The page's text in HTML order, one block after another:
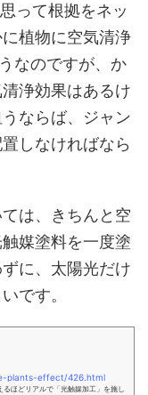
って根拠をネッ
植物に空気清浄
なのですが、か
浄効果はあるけ
ならば、ジャン
しなければなら
は、きちんと空
媒塗料を一度塗
に、太陽光だけ
です。
plants-effect/426.html
ほどリアルで「光触媒加工」を施し